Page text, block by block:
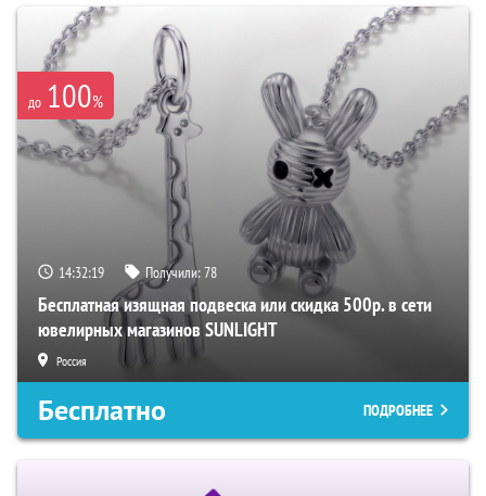
до 100%
14:32:18 Получили:78
Бесплатная изящная подвеска или скидка 500р. в сети
ювелирных магазинов SUNLIGHT
Россия
Бесплатно ПОДРОБНЕЕ